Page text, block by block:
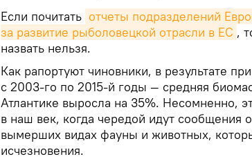
Если почитать отчеты подразделений
за развитие рыболовецкой отрасли в ЕС ,
назвать нельзя.
Как рапортуют чиновники, в результате
с 2003-го по 2015-й годы — средняя
Атлантике выросла на 35%. Несомненно,
в наш век, когда чередой идут сообщения
вымерших видах фауны и животных,
исчезновения.